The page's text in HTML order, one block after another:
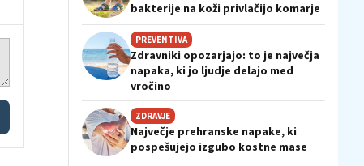
bakterije na koži privlačijo komarje
PREVENTIVA
Zdravniki opozarjajo: to je največja
napaka, ki jo ljudje delajo med
vročino
ZDRAVJE
Največje prehranske napake, ki
pospešujejo izgubo kostne mase